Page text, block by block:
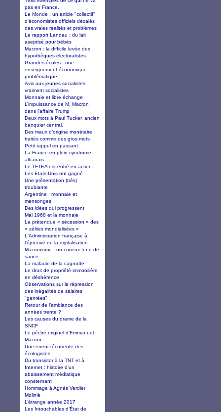
pas en France.
Le Monde : un article "collectif"
d'économistes officiels décalés
des vraies réalités et problèmes
Le rapport Landau : du lait
aseptisé pour bébés
Macron : la difficile levée des
hypothèques électoralistes
Grandes écoles : une
enseignement économique
problématique
Avis aux jeunes socialistes,
vraiment socialistes
Monnaie et libre échange
L’impuissance de M. Macron
dans l’affaire Trump
Deux mots à Paul Tucker, ancien
banquier central.
Des maux d’origine monétaire
traités comme des gros mots
Petit rappel en passant
La France en plein syndrome
albanais
Le TFTEA est entré en action.
Les Etats-Unis ont gagné
Une présentation (très)
troublante
Argentine : monnaie et
mensonges
Des idées qui progressent
Mai 1968 et la monnaie
La prétendue « sécession » des
« zélites mondialisées »
L'Administration française à
l'épreuve de la digitalisation
Macronisme : un curieux fond de
sauce
La maladie de la cagnotte
Le droit de propriété immobilière
en déshérence
Observations sur la répression
des inégalités de salaires
"genrées"
Retour de l’ambiance des
années trente ?
Les causes du drame de la
SNCF
Le péché originel d’Emmanuel
Macron
Une erreur récurrente des
écologistes
Du transistor à la TNT et à
Internet : histoire d’un
abaissement médiatique
consternant
Hommage à Agnès Verdier
Molinié
L’étrange année 2017
Les Intouchables d’État de